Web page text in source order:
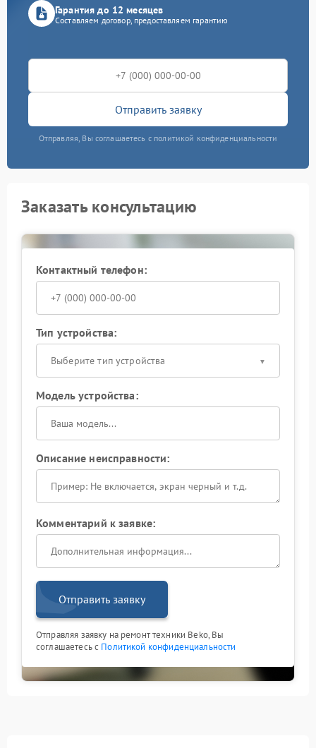
Гарантия до 12 месяцев
Составляем договор, предоставляем гарантию
Отправить заявку
Отправляя, Вы соглашаетесь с политикой конфиденциальности
Заказать консультацию
Контактный телефон:
Тип устройства:
Выберите тип устройства
Модель устройства:
Описание неисправности:
Комментарий к заявке:
Отправить заявку
Отправляя заявку на ремонт техники Beko, Вы
соглашаетесь с Политикой конфиденциальности